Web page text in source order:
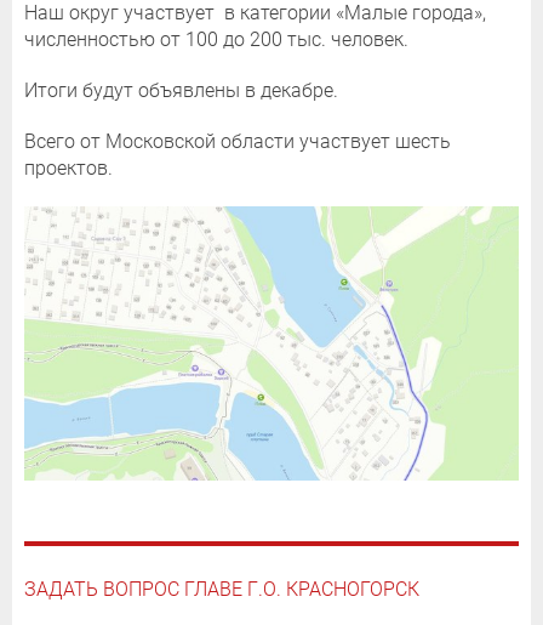
Наш округ участвует в категории «Малые города»,
численностью от 100 до 200 тыс. человек.
Итоги будут объявлены в декабре.
Всего от Московской области участвует шесть
проектов.
ЗАДАТЬ ВОПРОС ГЛАВЕ Г.О. КРАСНОГОРСК